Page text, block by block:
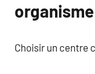
organisme
Choisir un centre